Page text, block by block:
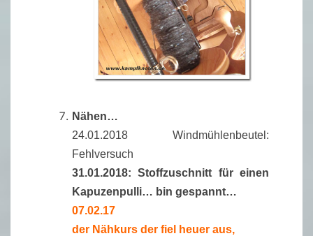
Nähen…
24.01.2018 Windmühlenbeutel:
Fehlversuch
31.01.2018: Stoffzuschnitt für einen
Kapuzenpulli… bin gespannt…
07.02.17
der Nähkurs der fiel heuer aus,